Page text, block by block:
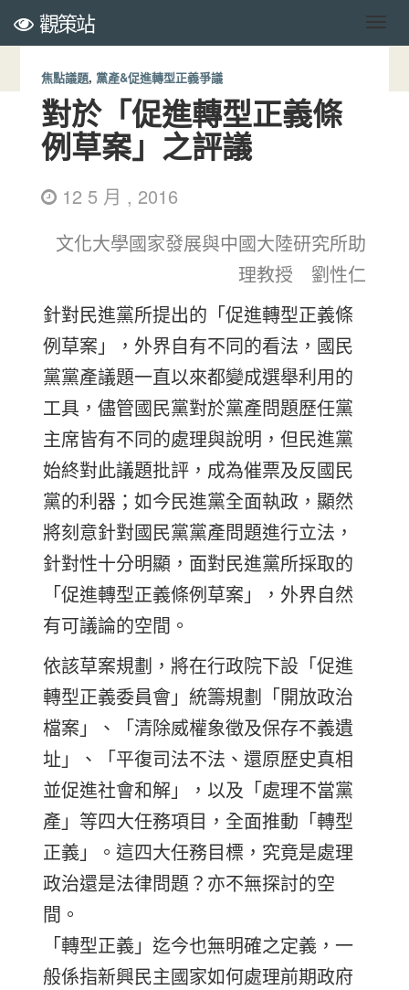
觀策站
焦點議題, 黨產&促進轉型正義爭議
對於「促進轉型正義條
例草案」之評議
12 5 月 , 2016
文化大學國家發展與中國大陸研究所助
理教授 劉性仁
針對民進黨所提出的「促進轉型正義條
例草案」，外界自有不同的看法，國民
黨黨產議題一直以來都變成選舉利用的
工具，儘管國民黨對於黨產問題歷任黨
主席皆有不同的處理與說明，但民進黨
始終對此議題批評，成為催票及反國民
黨的利器；如今民進黨全面執政，顯然
將刻意針對國民黨黨產問題進行立法，
針對性十分明顯，面對民進黨所採取的
「促進轉型正義條例草案」，外界自然
有可議論的空間。
依該草案規劃，將在行政院下設「促進
轉型正義委員會」統籌規劃「開放政治
檔案」、「清除威權象徵及保存不義遺
址」、「平復司法不法、還原歷史真相
並促進社會和解」，以及「處理不當黨
產」等四大任務項目，全面推動「轉型
正義」。這四大任務目標，究竟是處理
政治還是法律問題？亦不無探討的空
間。
「轉型正義」迄今也無明確之定義，一
般係指新興民主國家如何處理前期政府